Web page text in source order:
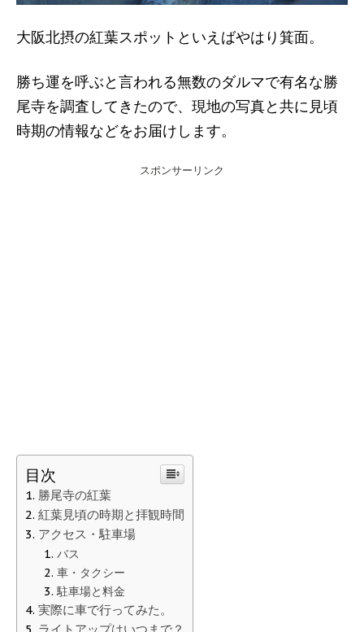
大阪北摂の紅葉スポットといえばやはり箕面。
勝ち運を呼ぶと言われる無数のダルマで有名な勝
尾寺を調査してきたので、現地の写真と共に見頃
時期の情報などをお届けします。
スポンサーリンク
目次
勝尾寺の紅葉
紅葉見頃の時期と拝観時間
アクセス・駐車場
バス
車・タクシー
駐車場と料金
実際に車で行ってみた。